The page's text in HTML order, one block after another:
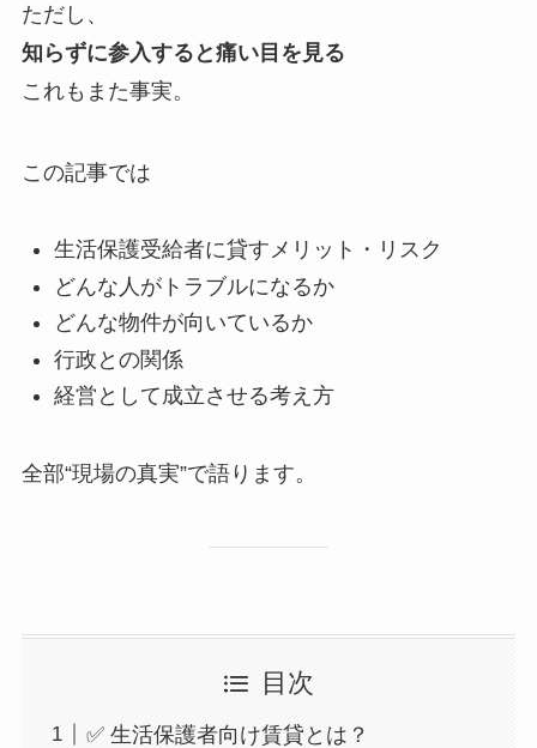
ただし、
知らずに参入すると痛い目を見る
これもまた事実。
この記事では
生活保護受給者に貸すメリット・リスク
どんな人がトラブルになるか
どんな物件が向いているか
行政との関係
経営として成立させる考え方
全部“現場の真実”で語ります。
目次
✅ 生活保護者向け賃貸とは？